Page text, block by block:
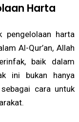
Harta
pengelolaan harta
Al-Qur’an, Allah
baik dalam
ini bukan hanya
cara untuk